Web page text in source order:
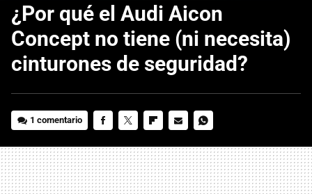
¿Por qué el Audi Aicon
Concept no tiene (ni necesita)
cinturones de seguridad?
1 comentario
MAIL